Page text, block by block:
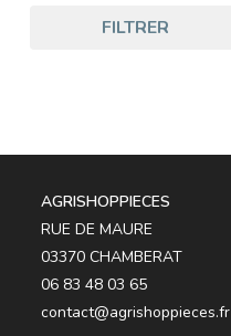
FILTRER
AGRISHOPPIECES
RUE DE MAURE
03370 CHAMBERAT
06 83 48 03 65
contact@agrishoppieces.fr